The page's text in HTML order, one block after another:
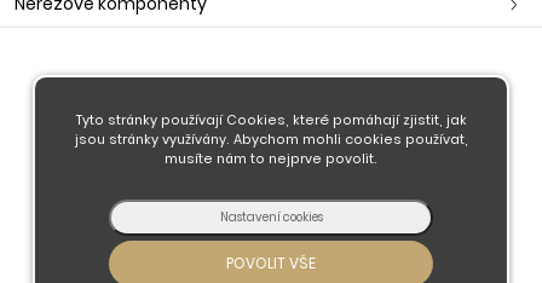
Obchodní podmínky
Doprava a platba
Kontaktujte nás
Tyto stránky používají Cookies, které pomáhají zjistit, jak
jsou stránky využívány. Abychom mohli cookies používat,
musíte nám to nejprve povolit.